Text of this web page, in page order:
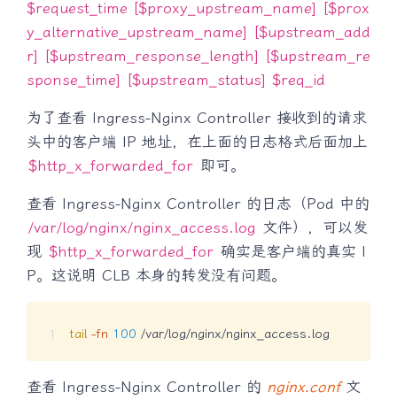
$request_time [$proxy_upstream_name] [$prox
y_alternative_upstream_name] [$upstream_add
r] [$upstream_response_length] [$upstream_re
sponse_time] [$upstream_status] $req_id
为了查看 Ingress-Nginx Controller 接收到的请求
头中的客户端 IP 地址，在上面的日志格式后面加上
$http_x_forwarded_for 即可。
查看 Ingress-Nginx Controller 的日志（Pod 中的
/var/log/nginx/nginx_access.log 文件），可以发
现 $http_x_forwarded_for 确实是客户端的真实 I
P。这说明 CLB 本身的转发没有问题。
tail -fn 100 /var/log/nginx/nginx_access.log
查看 Ingress-Nginx Controller 的 nginx.conf文